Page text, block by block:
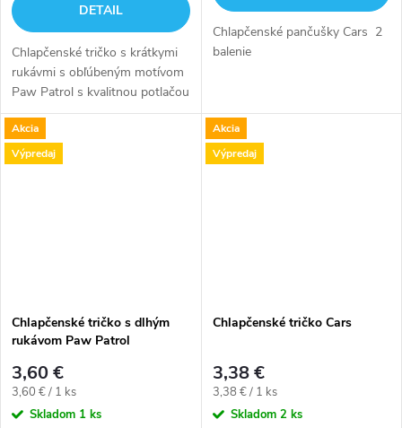
DETAIL
Chlapčenské tričko s krátkymi
rukávmi s obľúbeným motívom
Paw Patrol s kvalitnou potlačou
na prednej strane.
Chlapčenské pančušky Cars 2
balenie
Akcia
Výpredaj
Chlapčenské tričko s dlhým
rukávom Paw Patrol
3,60 €
Jednotková
cena:
3,60 € / 1 ks
Skladom 1 ks
Akcia
Výpredaj
Chlapčenské tričko Cars
3,38 €
Jednotková
cena:
3,38 € / 1 ks
Skladom 2 ks